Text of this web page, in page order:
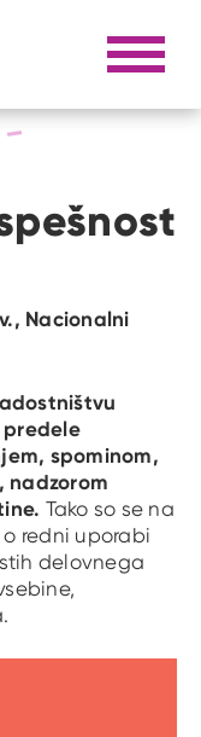
jaz Razpri
Nacionalni
spominom,
nadzorom
Tako so se na
redni uporabi
delovnega